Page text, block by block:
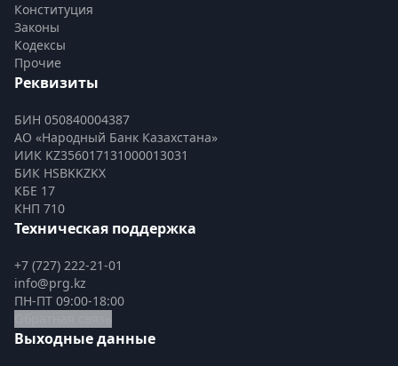
Конституция
Законы
Кодексы
Прочие
Реквизиты
БИН 050840004387
АО «Народный Банк Казахстана»
ИИК KZ356017131000013031
БИК HSBKKZKX
КБЕ 17
КНП 710
Техническая поддержка
+7 (727) 222-21-01
info@prg.kz
ПН-ПТ 09:00-18:00
Выходные данные